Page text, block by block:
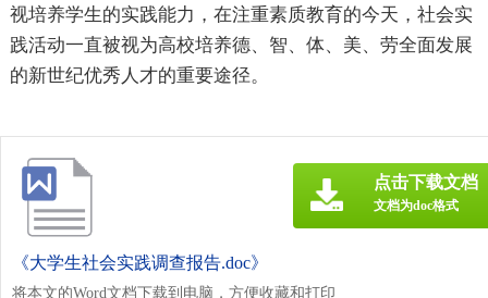
视培养学生的实践能力，在注重素质教育的今天，社会实
践活动一直被视为高校培养德、智、体、美、劳全面发展
的新世纪优秀人才的重要途径。
《大学生社会实践调查报告.doc》
将本文的Word文档下载到电脑，方便收藏和打印
点击下载文档
文档为doc格式